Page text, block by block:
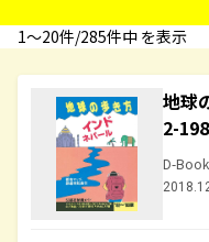
1〜20件/285件中 を表示
地球
2-
D-